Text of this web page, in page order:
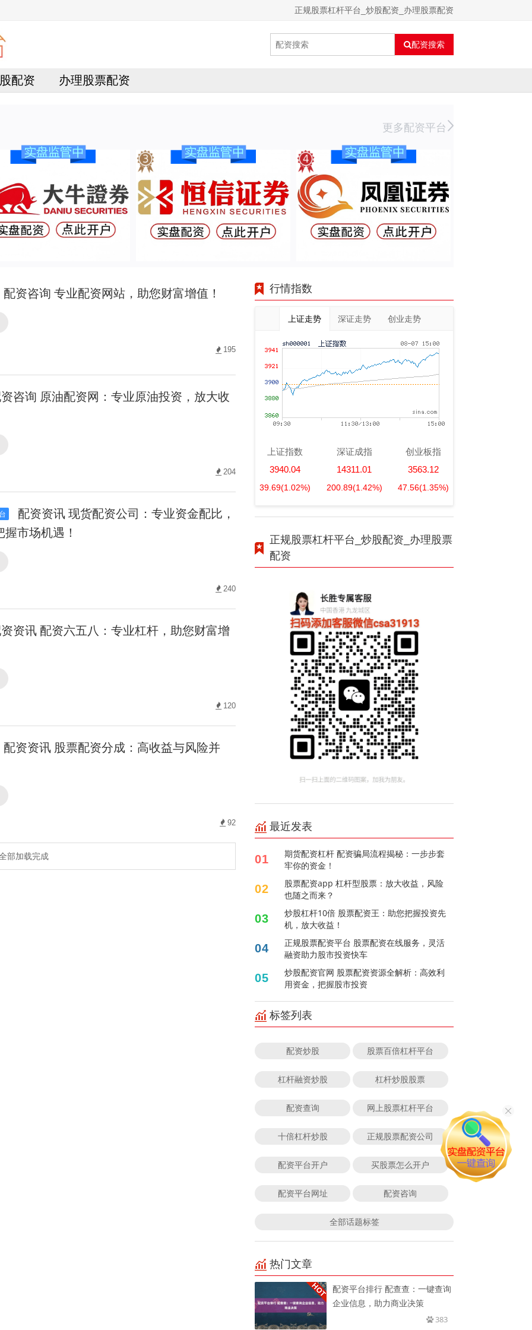
正规股票杠杆平台_炒股配资_办理股票配资
配资搜索
配资 办理股票配资
更多配资平台
配资咨询 专业配资网站，助您财富增值！
195
咨询 原油配资网：专业原油投资，放大收
204
配资资讯 现货配资公司：专业资金配比，
市场机遇！
240
资讯 配资六五八：专业杠杆，助您财富增
120
配资资讯 股票配资分成：高收益与风险并
92
部加载完成
行情指数
上证走势 深证走势 创业走势
上证指数
3940.04
39.69(1.02%)
深证成指
14311.01
200.89(1.42%)
创业板指
3563.12
47.56(1.35%)
正规股票杠杆平台_炒股配资_办理股票
配资
最近发表
01
期货配资杠杆 配资骗局流程揭秘：一步步套
牢你的资金！
02
股票配资app 杠杆型股票：放大收益，风险
也随之而来？
03
炒股杠杆10倍 股票配资王：助您把握投资先
机，放大收益！
04
正规股票配资平台 股票配资在线服务，灵活
融资助力股市投资快车
05
炒股配资官网 股票配资资源全解析：高效利
用资金，把握股市投资
标签列表
配资炒股 股票百倍杠杆平台
杠杆融资炒股 杠杆炒股股票
配资查询 网上股票杠杆平台
十倍杠杆炒股 正规股票配资公司
配资平台开户 买股票怎么开户
配资平台网址 配资咨询
全部话题标签
热门文章
配资平台排行 配查查：一键查询
企业信息，助力商业决策
383